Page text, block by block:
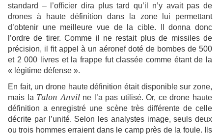
standard – l’officier dira plus tard qu’il n’y avait pas de
drones à haute définition dans la zone lui permettant
d’obtenir une meilleure vue de la cible. Il donna donc
l’ordre de tirer. Comme il ne restait plus de missiles de
précision, il fit appel à un aéronef doté de bombes de 500
et 2 000 livres et la frappe fut classée comme étant de la
« légitime défense ».
En fait, un drone haute définition était disponible sur zone,
mais la Talon Anvilne l’a pas utilisé. Or, ce drone haute
définition a enregistré une scène très différente de celle
décrite par l’unité. Selon les analystes image, seuls deux
ou trois hommes erraient dans le camp près de la foule. Ils